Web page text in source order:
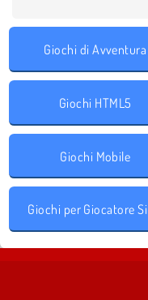
Giochi di Avventura
Giochi HTML5
Giochi Mobile